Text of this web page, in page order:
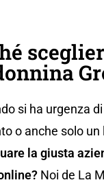
si ha urgenza
o anche solo un
la giusta
Noi de La